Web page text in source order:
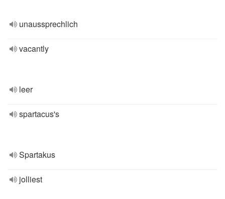
unaussprechlich
vacantly
leer
spartacus's
Spartakus
jolliest